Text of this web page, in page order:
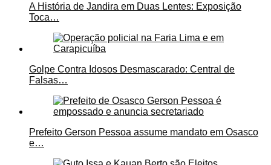
A História de Jandira em Duas Lentes: Exposição
Toca…
Golpe Contra Idosos Desmascarado: Central de
Falsas…
Prefeito Gerson Pessoa assume mandato em Osasco
e…